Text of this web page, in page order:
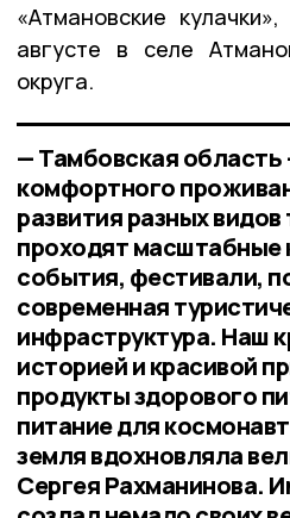
«Атмановские
августе в селе
округа.
— Тамбовская
комфортного
развития разных
проходят масштабные
события, фестивали,
современная
инфраструктура. Наш
историей и красивой
продукты здорового
питание для
земля вдохновляла
Сергея Рахманинова.